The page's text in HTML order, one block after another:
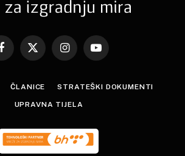
Facebook
X
InstagramYouTube
ČLANICE STRATEŠKI DOKUMENTI
UPRAVNA TIJELA